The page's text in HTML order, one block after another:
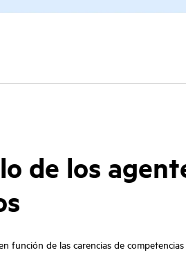
de los
función de las carencias de